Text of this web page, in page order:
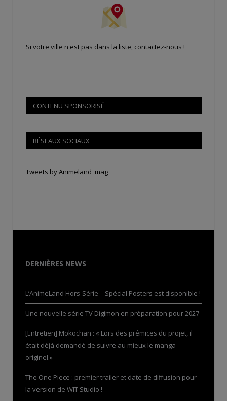
Si votre ville n'est pas dans la liste, contactez-nous !
CONTENU SPONSORISÉ
RÉSEAUX SOCIAUX
Tweets by Animeland_mag
DERNIÈRES NEWS
L’AnimeLand Hors-Série – Spécial Posters est disponible !
Une nouvelle série TV Digimon en préparation pour 2027
[Entretien] Mokochan : « Lors des prémices du projet, il
était déjà demandé de suivre au mieux le manga
originel.»
The One Piece : premier trailer et date de diffusion pour
la version de WIT Studio !